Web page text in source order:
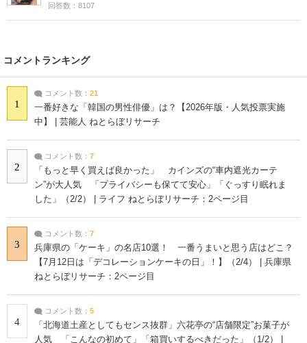
回答数：8107
コメントランキング
1
コメント数： 21
一番好きな「韓国の男性俳優」は？【2026年版・人気投票実施
中】 | 芸能人 ねとらぼリサーチ
2
コメント数： 7
「もっと早く買えば良かった」 カインズの“車内遮光カーテ
ン”が大人気 「プライバシーも保てて安心」「ぐっすり眠れま
した」（2/2） | ライフ ねとらぼリサーチ：2ページ目
3
コメント数： 7
兵庫県の「ケーキ」の名店10選！ 一番うまいと思う店はどこ？
【7月12日は「デコレーションケーキの日」！】（2/4） | 兵庫県
ねとらぼリサーチ：2ページ目
4
コメント数： 5
「北海道土産としてもセンス抜群」六花亭の“店舗限定”お菓子が
人気 「こんなの初めて」「箱買いするべきだった」（1/2） |